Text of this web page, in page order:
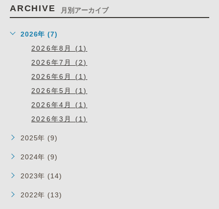
ARCHIVE 月別アーカイブ
2026年 (7)
2026年8月 (1)
2026年7月 (2)
2026年6月 (1)
2026年5月 (1)
2026年4月 (1)
2026年3月 (1)
2025年 (9)
2024年 (9)
2023年 (14)
2022年 (13)